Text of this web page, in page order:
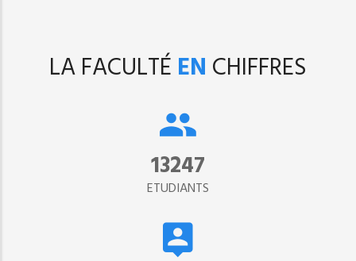
LA FACULTÉ EN CHIFFRES
15302
ETUDIANTS